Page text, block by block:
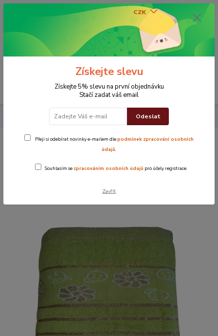
CZK
0 Kč
Osušky Osuška zelené květy
Osuška zelené květy
Získejte slevu
Získejte 5% slevu na první objednávku
Stačí zadat váš email
Odeslat
Přeji si odebírat novinky e-mailem dlepodmínek zpracování osobních
údajů.
Souhlasím se zpracováním osobních údajů pro účely registrace.
Zavřít